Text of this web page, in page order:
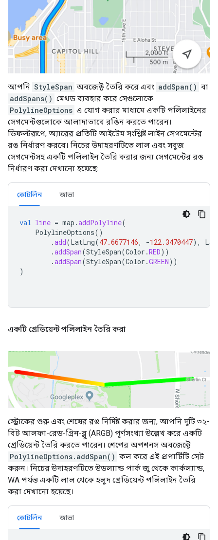
আপনি StyleSpan অবজেক্ট তৈরি করে এবং addSpan() বা
addSpans() মেথড ব্যবহার করে সেগুলোকে
PolylineOptions এ যোগ করার মাধ্যমে একটি পলিলাইনের
সেগমেন্টগুলোকে আলাদাভাবে রঙিন করতে পারেন।
ডিফল্টরূপে, অ্যারের প্রতিটি আইটেম সংশ্লিষ্ট লাইন সেগমেন্টের
রঙ নির্ধারণ করবে। নিচের উদাহরণটিতে লাল এবং সবুজ
সেগমেন্টসহ একটি পলিলাইন তৈরি করার জন্য সেগমেন্টের রঙ
নির্ধারণ করা দেখানো হয়েছে:
কোটলিন জাভা
val line = map .addPolyline(
PolylineOptions()
.add(LatLng(47.6677146, -122.3470447),
.addSpan(StyleSpan(Color .RED))
.addSpan(StyleSpan(Color .GREEN))
)
একটি গ্রেডিয়েন্ট পলিলাইন তৈরি করা
স্ট্রোকের শুরু এবং শেষের রঙ নির্দিষ্ট করার জন্য, আপনি দুটি ৩২-
বিট আলফা-রেড-গ্রিন-ব্লু (ARGB) পূর্ণসংখ্যা উল্লেখ করে একটি
গ্রেডিয়েন্ট তৈরি করতে পারেন। শেপের অপশনস অবজেক্টে
PolylineOptions.addSpan() কল করে এই প্রপার্টিটি সেট
করুন। নিচের উদাহরণটিতে উডল্যান্ড পার্ক জু থেকে কার্কল্যান্ড,
WA পর্যন্ত একটি লাল থেকে হলুদ গ্রেডিয়েন্ট পলিলাইন তৈরি
করা দেখানো হয়েছে।
কোটলিন জাভা